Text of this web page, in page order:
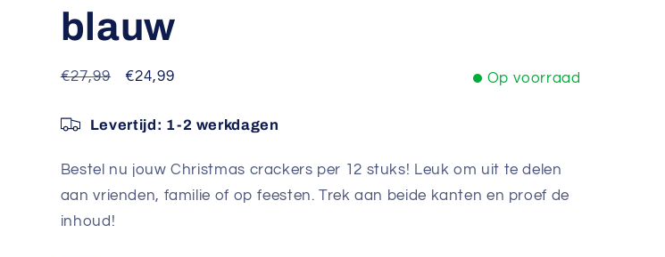
blauw
Normale
€27,99 Aanbiedingsprijs
€24,99 Op voorraad
Levertijd: 1-2 werkdagen
Bestel nu jouw Christmas crackers per 12 stuks! Leuk om uit te delen
aan vrienden, familie of op feesten. Trek aan beide kanten en proef de
inhoud!